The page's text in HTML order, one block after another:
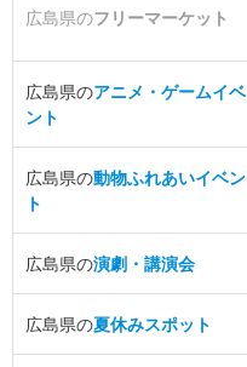
広島県のフリーマーケット
広島県のアニメ・ゲームイベ
ント
広島県の動物ふれあいイベン
ト
広島県の演劇・講演会
広島県の夏休みスポット